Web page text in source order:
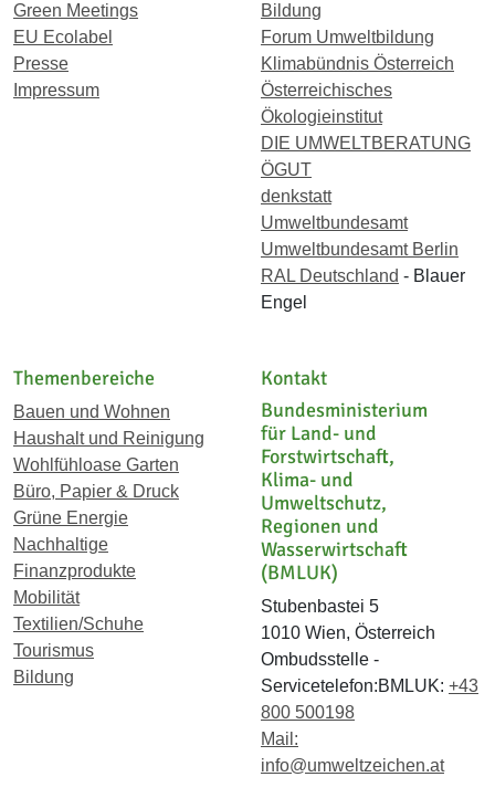
Green Meetings
EU Ecolabel
Presse
Impressum
Bildung
Forum Umweltbildung
Klimabündnis Österreich
Österreichisches
Ökologieinstitut
DIE UMWELTBERATUNG
ÖGUT
denkstatt
Umweltbundesamt
Umweltbundesamt Berlin
RAL Deutschland - Blauer
Engel
Themenbereiche
Bauen und Wohnen
Haushalt und Reinigung
Wohlfühloase Garten
Büro, Papier & Druck
Grüne Energie
Nachhaltige
Finanzprodukte
Mobilität
Textilien/Schuhe
Tourismus
Bildung
Kontakt
Bundesministerium
für Land- und
Forstwirtschaft,
Klima- und
Umweltschutz,
Regionen und
Wasserwirtschaft
(BMLUK)
Stubenbastei 5
1010 Wien, Österreich
Ombudsstelle -
Servicetelefon:BMLUK: +43
800 500198
Mail:
info@umweltzeichen.at